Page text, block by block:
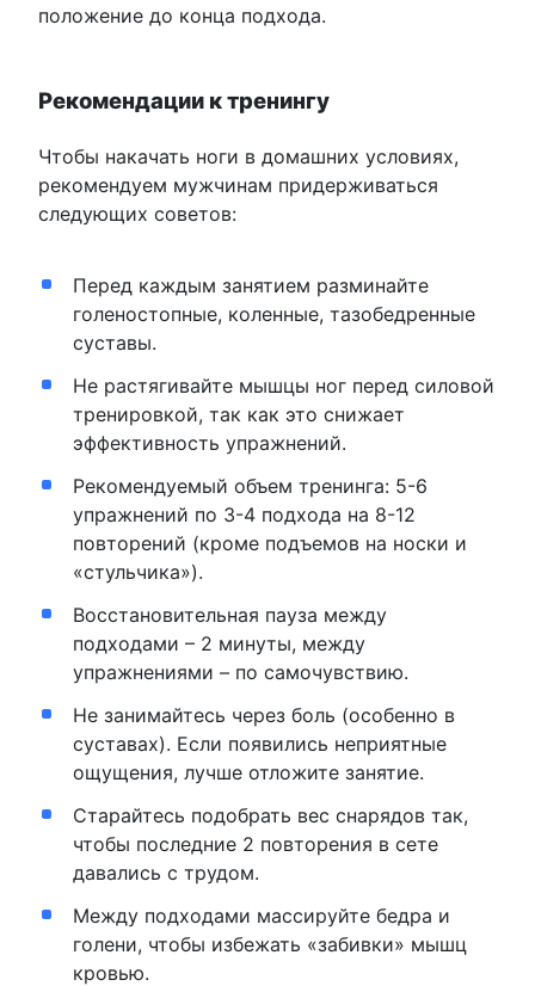
положение до конца подхода.
Рекомендации к тренингу
Чтобы накачать ноги в домашних условиях,
рекомендуем мужчинам придерживаться
следующих советов:
Перед каждым занятием разминайте
голеностопные, коленные, тазобедренные
суставы.
Не растягивайте мышцы ног перед силовой
тренировкой, так как это снижает
эффективность упражнений.
Рекомендуемый объем тренинга: 5-6
упражнений по 3-4 подхода на 8-12
повторений (кроме подъемов на носки и
«стульчика»).
Восстановительная пауза между
подходами – 2 минуты, между
упражнениями – по самочувствию.
Не занимайтесь через боль (особенно в
суставах). Если появились неприятные
ощущения, лучше отложите занятие.
Старайтесь подобрать вес снарядов так,
чтобы последние 2 повторения в сете
давались с трудом.
Между подходами массируйте бедра и
голени, чтобы избежать «забивки» мышц
кровью.